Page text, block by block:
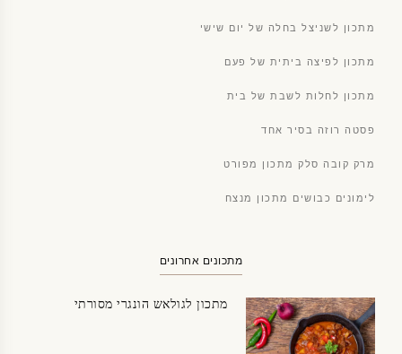
מתכון לשניצל בחלה של יום שישי
מתכון לפיצה ביתית של פעם
מתכון לחלות לשבת של בית
פסטה רוזה בסיר אחד
מרק קובה סלק מתכון מפורט
לימונים כבושים מתכון מנצח
מתכונים אחרונים
מתכון לגולאש הונגרי מסורתי